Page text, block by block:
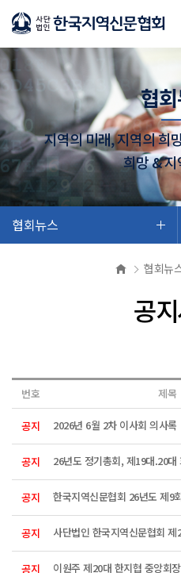
협
지역의 미래, 지역의 희
희망 &
협회뉴스
협회뉴
공
번호
제목
공지 2026년 6월 2차 이사회 의사록
공지
공지
공지
공지